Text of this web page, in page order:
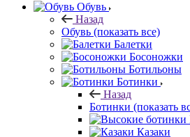
Обувь
Назад
Обувь (показать все)
Балетки
Босоножки
Ботильоны
Ботинки
Назад
Ботинки (показать
Казаки